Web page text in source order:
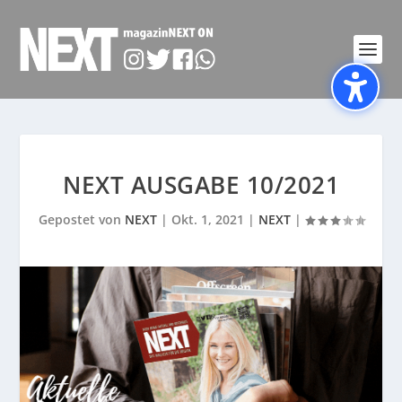
NEXT AUSGABE 10/2021
Gepostet von NEXT| Okt. 1, 2021 | NEXT|